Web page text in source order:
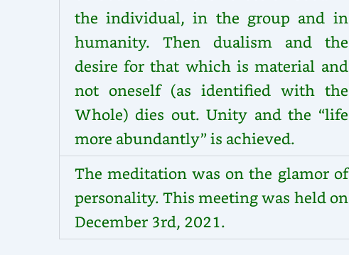
the individual, in the group and in
humanity. Then dualism and the
desire for that which is material and
not oneself (as identified with the
Whole) dies out. Unity and the “life
more abundantly” is achieved.
The meditation was on the glamor of
personality. This meeting was held on
December 3rd, 2021.